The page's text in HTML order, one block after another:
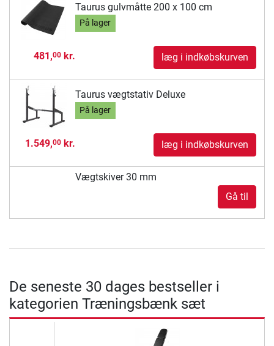
Taurus gulvmåtte 200 x 100 cm
På lager
481,00kr. læg i indkøbskurven
Taurus vægtstativ Deluxe
På lager
1.549,00kr. læg i indkøbskurven
Vægtskiver 30 mm
Gå til
De seneste 30 dages bestseller i
kategorien Træningsbænk sæt